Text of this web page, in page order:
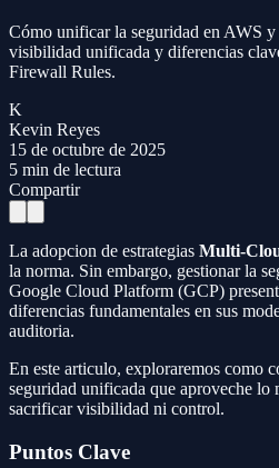
Cómo unificar la seguridad en AWS
visibilidad unificada y diferencias
Firewall Rules.
K
Kevin Reyes
15 de octubre de 2025
5 min de lectura
Compartir
La adopcion de estrategias Multi-
la norma. Sin embargo, gestionar la
Google Cloud Platform (GCP)
diferencias fundamentales en sus
auditoria.
En este articulo, exploraremos como
seguridad unificada que aproveche lo
sacrificar visibilidad ni control.
Puntos Clave